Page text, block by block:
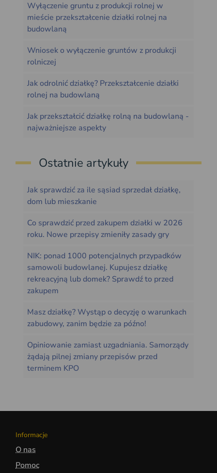
Wyłączenie gruntu z produkcji rolnej w
mieście przekształcenie działki rolnej na
budowlaną
Wniosek o wyłączenie gruntów z produkcji
rolniczej
Jak odrolnić działkę? Przekształcenie działki
rolnej na budowlaną
Jak przekształcić działkę rolną na budowlaną -
najważniejsze aspekty
Ostatnie artykuły
Jak sprawdzić za ile sąsiad sprzedał działkę,
dom lub mieszkanie
Co sprawdzić przed zakupem działki w 2026
roku. Nowe przepisy zmieniły zasady gry
NIK: ponad 1000 potencjalnych przypadków
samowoli budowlanej. Kupujesz działkę
rekreacyjną lub domek? Sprawdź to przed
zakupem
Masz działkę? Wystąp o decyzję o warunkach
zabudowy, zanim będzie za późno!
Opiniowanie zamiast uzgadniania. Samorządy
żądają pilnej zmiany przepisów przed
terminem KPO
Informacje
O nas
Pomoc